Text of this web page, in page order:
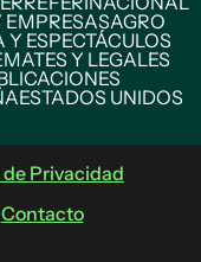
AGRO
Y ESPECTÁCULOS
Y LEGALES
ESTADOS UNIDOS
Privacidad
Contacto